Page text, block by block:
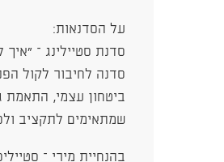
על הסדנאות:
סדנת סטיילינג – "איך
סדנה לחיבור לקול
ביטחון עצמי, התאמת
שמתאימים לתקציב
בהנחיית מירי –